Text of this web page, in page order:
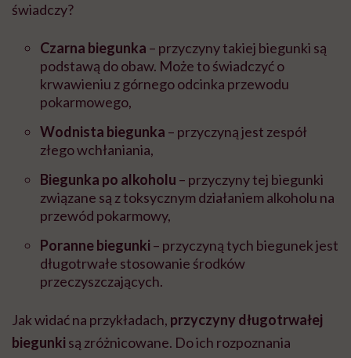
świadczy?
Czarna biegunka – przyczyny takiej biegunki są
podstawą do obaw. Może to świadczyć o
krwawieniu z górnego odcinka przewodu
pokarmowego,
Wodnista biegunka – przyczyną jest zespół
złego wchłaniania,
Biegunka po alkoholu – przyczyny tej biegunki
związane są z toksycznym działaniem alkoholu na
przewód pokarmowy,
Poranne biegunki – przyczyną tych biegunek jest
długotrwałe stosowanie środków
przeczyszczających.
Jak widać na przykładach, przyczyny długotrwałej
biegunki są zróżnicowane. Do ich rozpoznania